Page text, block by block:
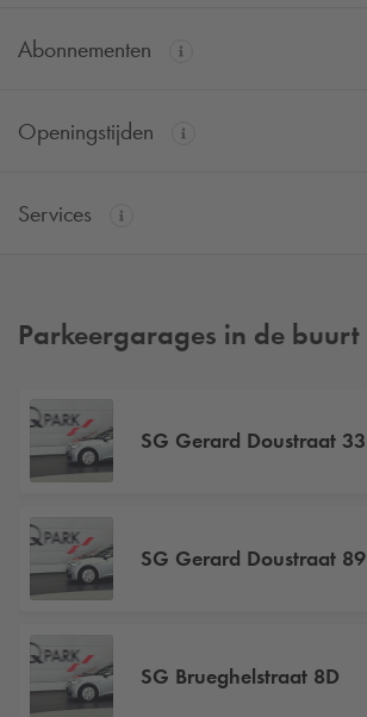
Abonnementen
Openingstijden
Services
Parkeergarages in de buurt
SG Gerard Doustraat 33
SG Gerard Doustraat 89
SG Brueghelstraat 8D